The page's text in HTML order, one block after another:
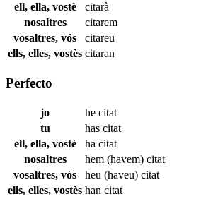
ell, ella, vostè
citarà
nosaltres
citarem
vosaltres, vós
citareu
ells, elles, vostès citaran
Perfecto
jo he citat
tu
has citat
ell, ella, vostè
ha citat
nosaltres
hem (havem) citat
vosaltres, vós
heu (haveu) citat
ells, elles, vostès han citat